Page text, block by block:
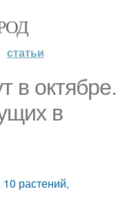
статьи
в октябре.
в
10 растений,